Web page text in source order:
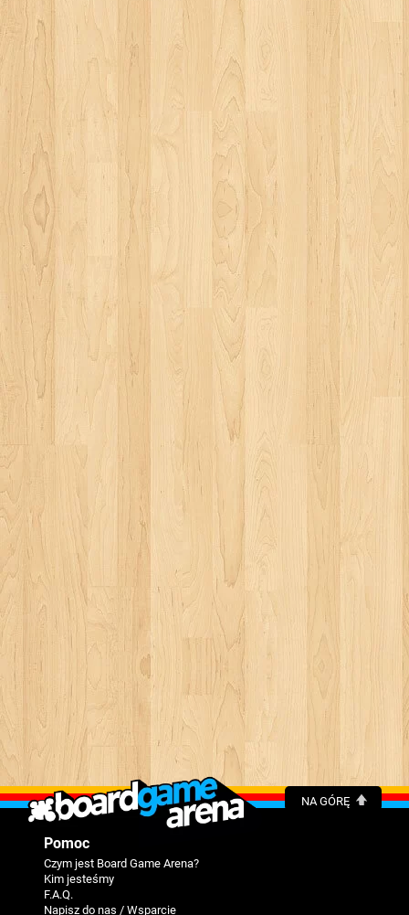
NA GÓRĘ
Pomoc
Czym jest Board Game Arena?
Kim jesteśmy
F.A.Q.
Napisz do nas / Wsparcie